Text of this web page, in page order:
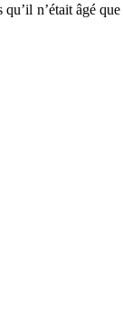
n’était âgé que